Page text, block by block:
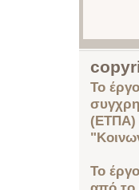
Το
(ΕΤΠΑ)
Το